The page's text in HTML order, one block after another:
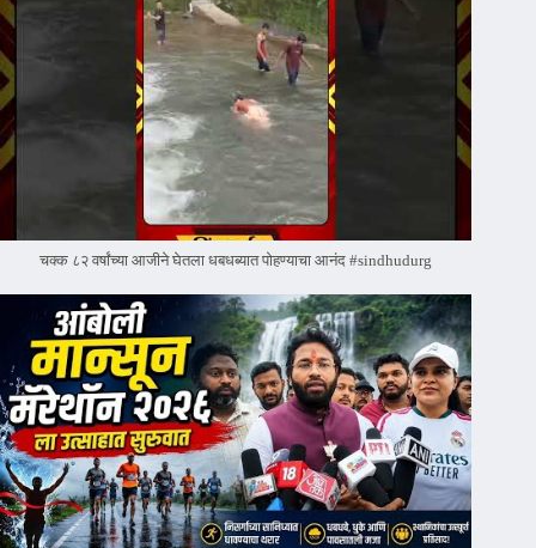
चक्क ८२ वर्षांच्या आजीने घेतला धबधब्यात पोहण्याचा आनंद #sindhudurg